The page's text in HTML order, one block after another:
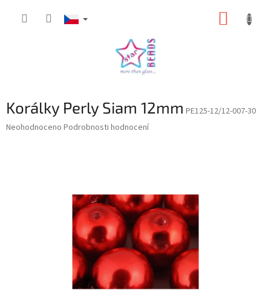
Korálky Perly Siam 12mm PE125-12/12-007-30
Průměrné
Neohodnoceno Podrobnosti hodnocení